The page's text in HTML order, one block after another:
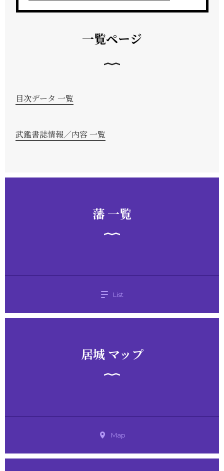
一覧ページ
目次データ 一覧
武鑑書誌情報／内容 一覧
藩 一覧
List
居城 マップ
Map